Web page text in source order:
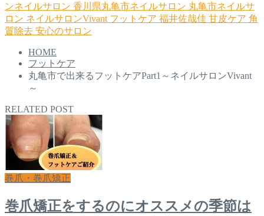
ンネイルサロン 香川県丸亀市ネイルサロン 丸亀市ネイルサ
ロン ネイルサロンVivant フットケア 福井佐哉佳 甘皮ケア 角
質除去 安心のサロン
HOME
フットケア
丸亀市で出来るフットケアPart1～ネイルサロンVivant
～
RELATED POST
巻爪・巻爪矯正
巻爪矯正をするのにオススメの季節は